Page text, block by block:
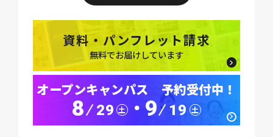
資料・パンフレット請求
無料でお届けしています
オープンキャンパス 予約受付中！
8 29 土 ･ 9 19 土